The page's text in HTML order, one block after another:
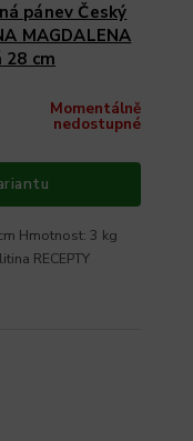
pánev Český
MAGDALENA
28 cm
Momentálně
nedostupné
Hmotnost: 3 kg
Materiál: Posmaltovaná litina RECEPTY